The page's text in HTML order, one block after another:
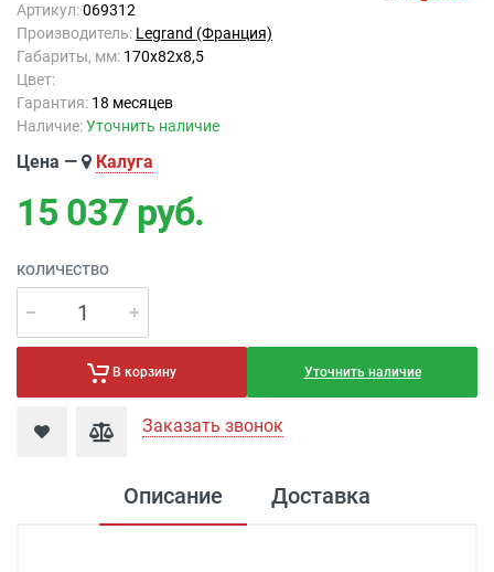
Артикул:069312
Производитель: Legrand (Франция)
Габариты, мм: 170x82x8,5
Цвет:
Гарантия: 18 месяцев
Наличие:Уточнить наличие
Цена — Калуга
15 037 руб.
КОЛИЧЕСТВО
В корзину Уточнить наличие
Заказать звонок
Описание Доставка